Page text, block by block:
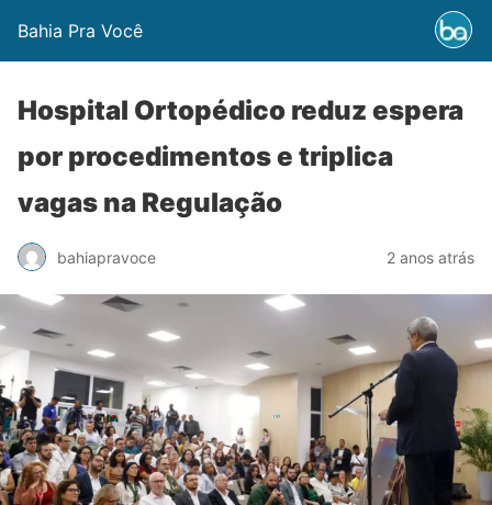
Bahia Pra Você
Hospital Ortopédico reduz espera
por procedimentos e triplica
vagas na Regulação
bahiapravoce 2 anos atrás